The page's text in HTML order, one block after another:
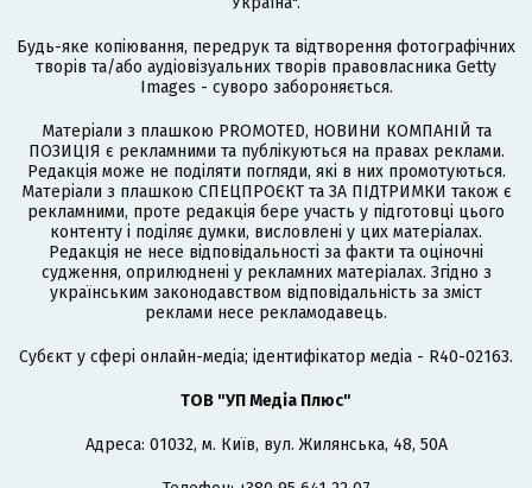
Будь-яке копіювання, передрук та відтворення фотографічних
творів та/або аудіовізуальних творів правовласника Getty
Images - суворо забороняється.
Матеріали з плашкою PROMOTED, НОВИНИ КОМПАНІЙ та
ПОЗИЦІЯ є рекламними та публікуються на правах реклами.
Редакція може не поділяти погляди, які в них промотуються.
Матеріали з плашкою СПЕЦПРОЄКТ та ЗА ПІДТРИМКИ також є
рекламними, проте редакція бере участь у підготовці цього
контенту і поділяє думки, висловлені у цих матеріалах.
Редакція не несе відповідальності за факти та оціночні
судження, оприлюднені у рекламних матеріалах. Згідно з
українським законодавством відповідальність за зміст
реклами несе рекламодавець.
Cубєкт у сфері онлайн-медіа; ідентифікатор медіа - R40-02163.
ТОВ "УП Медіа Плюс"
Адреса: 01032, м. Київ, вул. Жилянська, 48, 50А